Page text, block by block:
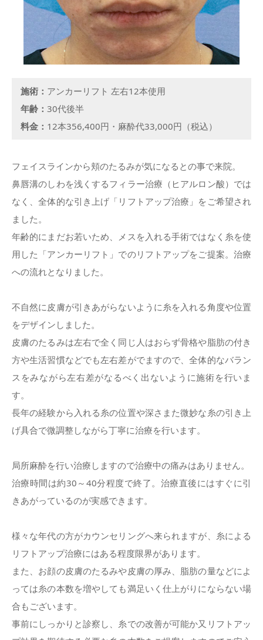
施術： アンカーリフト 左右12本使用
年齢： 30代後半
料金： 12本356,400円・麻酔代33,000円（税込）
フェイスラインから頬のたるみが気になるとの事で来院。
鼻唇溝のしわを浅くするフィラー治療（ヒアルロン酸）では
なく、全体的な引き上げ「リフトアップ治療」をご希望され
ました。
年齢的にまだお若いため、メスを入れる手術ではなく糸を使
用した「アンカーリフト」でのリフトアップをご提案。治療
への流れとなりました。
不自然に皮膚が引きあがらないように糸を入れる角度や位置
をデザインしました。
皮膚のたるみは左右で全く同じ人はおらず骨格や脂肪の付き
方や生活習慣などでも左右差がでますので、全体的なバラン
スをみながら左右差がなるべく出ないように施術を行いま
す。
長年の経験から入れる糸の位置や深さまた微妙な糸の引き上
げ具合で微調整しながら丁寧に治療を行います。
局所麻酔を行い治療しますので治療中の痛みはありません。
治療時間は約30～40分程度で終了。治療直後にはすぐに引
きあがっているのが実感できます。
様々な年代の方がカウンセリングへ来られますが、糸による
リフトアップ治療にはある程度限界があります。
また、お顔の皮膚のたるみや皮膚の厚み、脂肪の量などによ
っては糸の本数を増やしても満足いく仕上がりにならない場
合もございます。
事前にしっかりと診察し、糸での改善が可能か又リフトアッ